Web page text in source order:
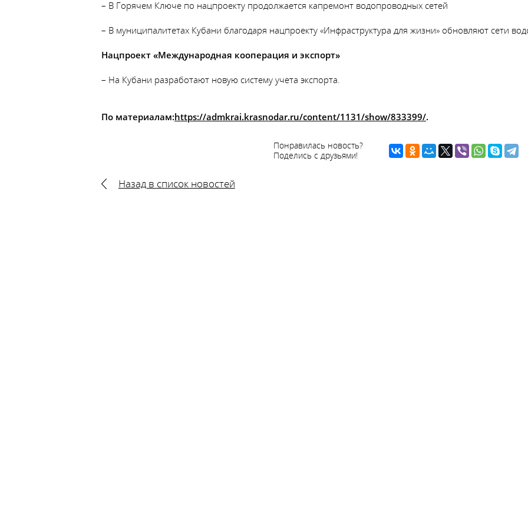
– В Горячем Ключе по нацпроекту продолжается капремонт водопроводных сетей
– В муниципалитетах Кубани благодаря нацпроекту «Инфраструктура для жизни» обновляют сети
Нацпроект «Международная кооперация и экспорт»
– На Кубани разработают новую систему учета экспорта.
По материалам:https://admkrai.krasnodar.ru/content/1131/show/833399/.
Понравилась новость?
Поделись с друзьями!
Назад в список новостей